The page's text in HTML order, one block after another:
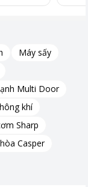
chuyên nghiệp.
luôn mang lại
để xử lý tốt các tài
và chi tiết.
Máy sấy
Multi Door
khí
Sharp
Casper